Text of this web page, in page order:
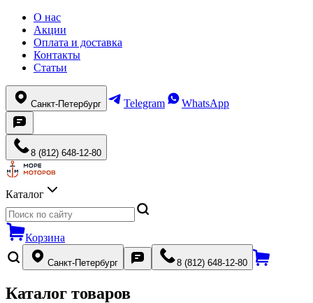
О нас
Акции
Оплата и доставка
Контакты
Статьи
Санкт-Петербург Telegram WhatsApp
8 (812) 648-12-80
Каталог
Корзина
Санкт-Петербург 8 (812) 648-12-80
Каталог товаров